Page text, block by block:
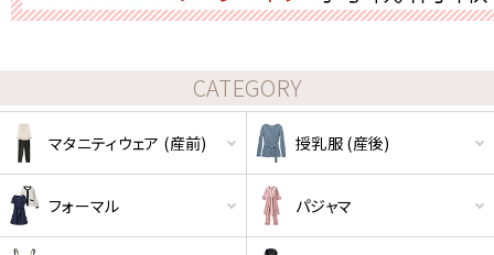
CATEGORY
マタニティウェア (産前) 授乳服 (産後)
フォーマル パジャマ